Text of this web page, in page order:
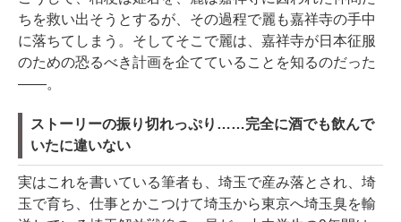
ちを救い出そうとするが、その過程で麗も嘉祥寺の手中
に落ちてしまう。そしてそこで麗は、嘉祥寺が日本征服
のための恐るべき計画を企てていることを知るのだった
――。
ストーリーの振り切れっぷり……完全に酒でも飲んで
いたに違いない
実はこれを書いている筆者も、埼玉で産み落とされ、埼
玉で育ち、仕事とかこつけて埼玉から東京へ埼玉臭を輸